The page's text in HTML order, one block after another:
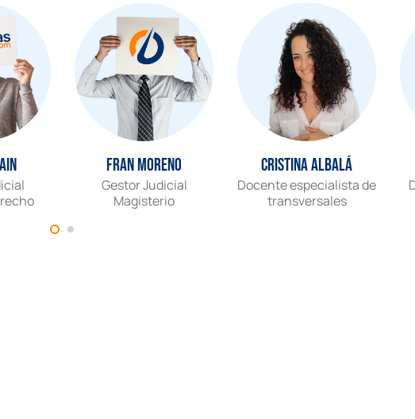
Fran Moreno
Gestor Judicial
Magisterio
Cristina Albalá
Docente especialista de
transversales